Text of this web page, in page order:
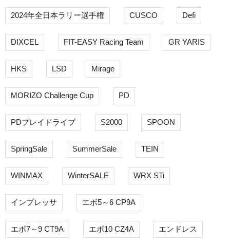
2024年全日本ラリー選手権 CUSCO Defi
DIXCEL FIT-EASY Racing Team GR YARIS
HKS LSD Mirage
MORIZO Challenge Cup PD
PDプレイドライブ S2000 SPOON
SpringSale SummerSale TEIN
WINMAX WinterSALE WRX STi
インプレッサ エボ5～6 CP9A
エボ7～9 CT9A エボ10 CZ4A エンドレス